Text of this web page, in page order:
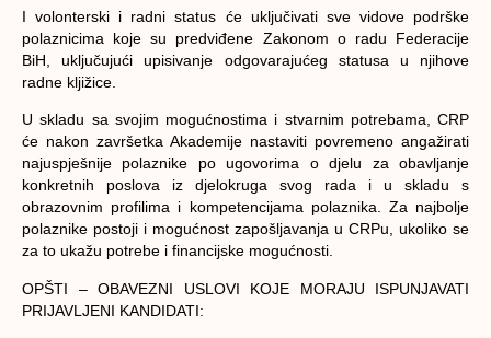
I volonterski i radni status će uključivati sve vidove podrške
polaznicima koje su predviđene Zakonom o radu Federacije
BiH, uključujući upisivanje odgovarajućeg statusa u njihove
radne kljižice.
U skladu sa svojim mogućnostima i stvarnim potrebama, CRP
će nakon završetka Akademije nastaviti povremeno angažirati
najuspješnije polaznike po ugovorima o djelu za obavljanje
konkretnih poslova iz djelokruga svog rada i u skladu s
obrazovnim profilima i kompetencijama polaznika. Za najbolje
polaznike postoji i mogućnost zapošljavanja u CRPu, ukoliko se
za to ukažu potrebe i financijske mogućnosti.
OPŠTI – OBAVEZNI USLOVI KOJE MORAJU ISPUNJAVATI
PRIJAVLJENI KANDIDATI: